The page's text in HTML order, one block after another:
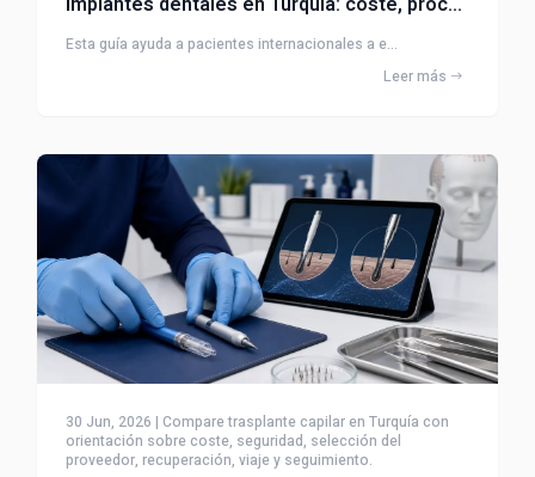
Esta guía ayuda a pacientes internacionales a e...
Leer más
30 Jun, 2026 | Compare trasplante capilar en Turquía con
orientación sobre coste, seguridad, selección del
proveedor, recuperación, viaje y seguimiento.